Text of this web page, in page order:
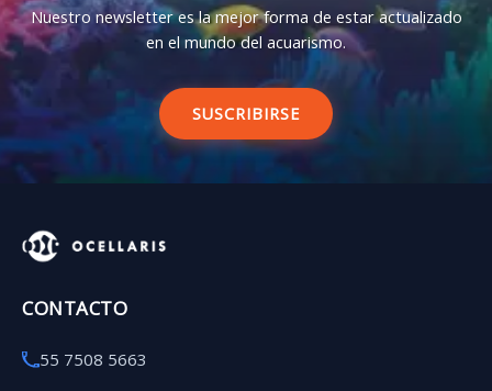
Nuestro newsletter es la mejor forma de estar actualizado
en el mundo del acuarismo.
SUSCRIBIRSE
CONTACTO
55 7508 5663